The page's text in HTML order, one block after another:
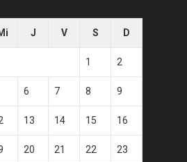
J V S D
1 2
6 7 8 9
13 14 15 16
20 21 22 23